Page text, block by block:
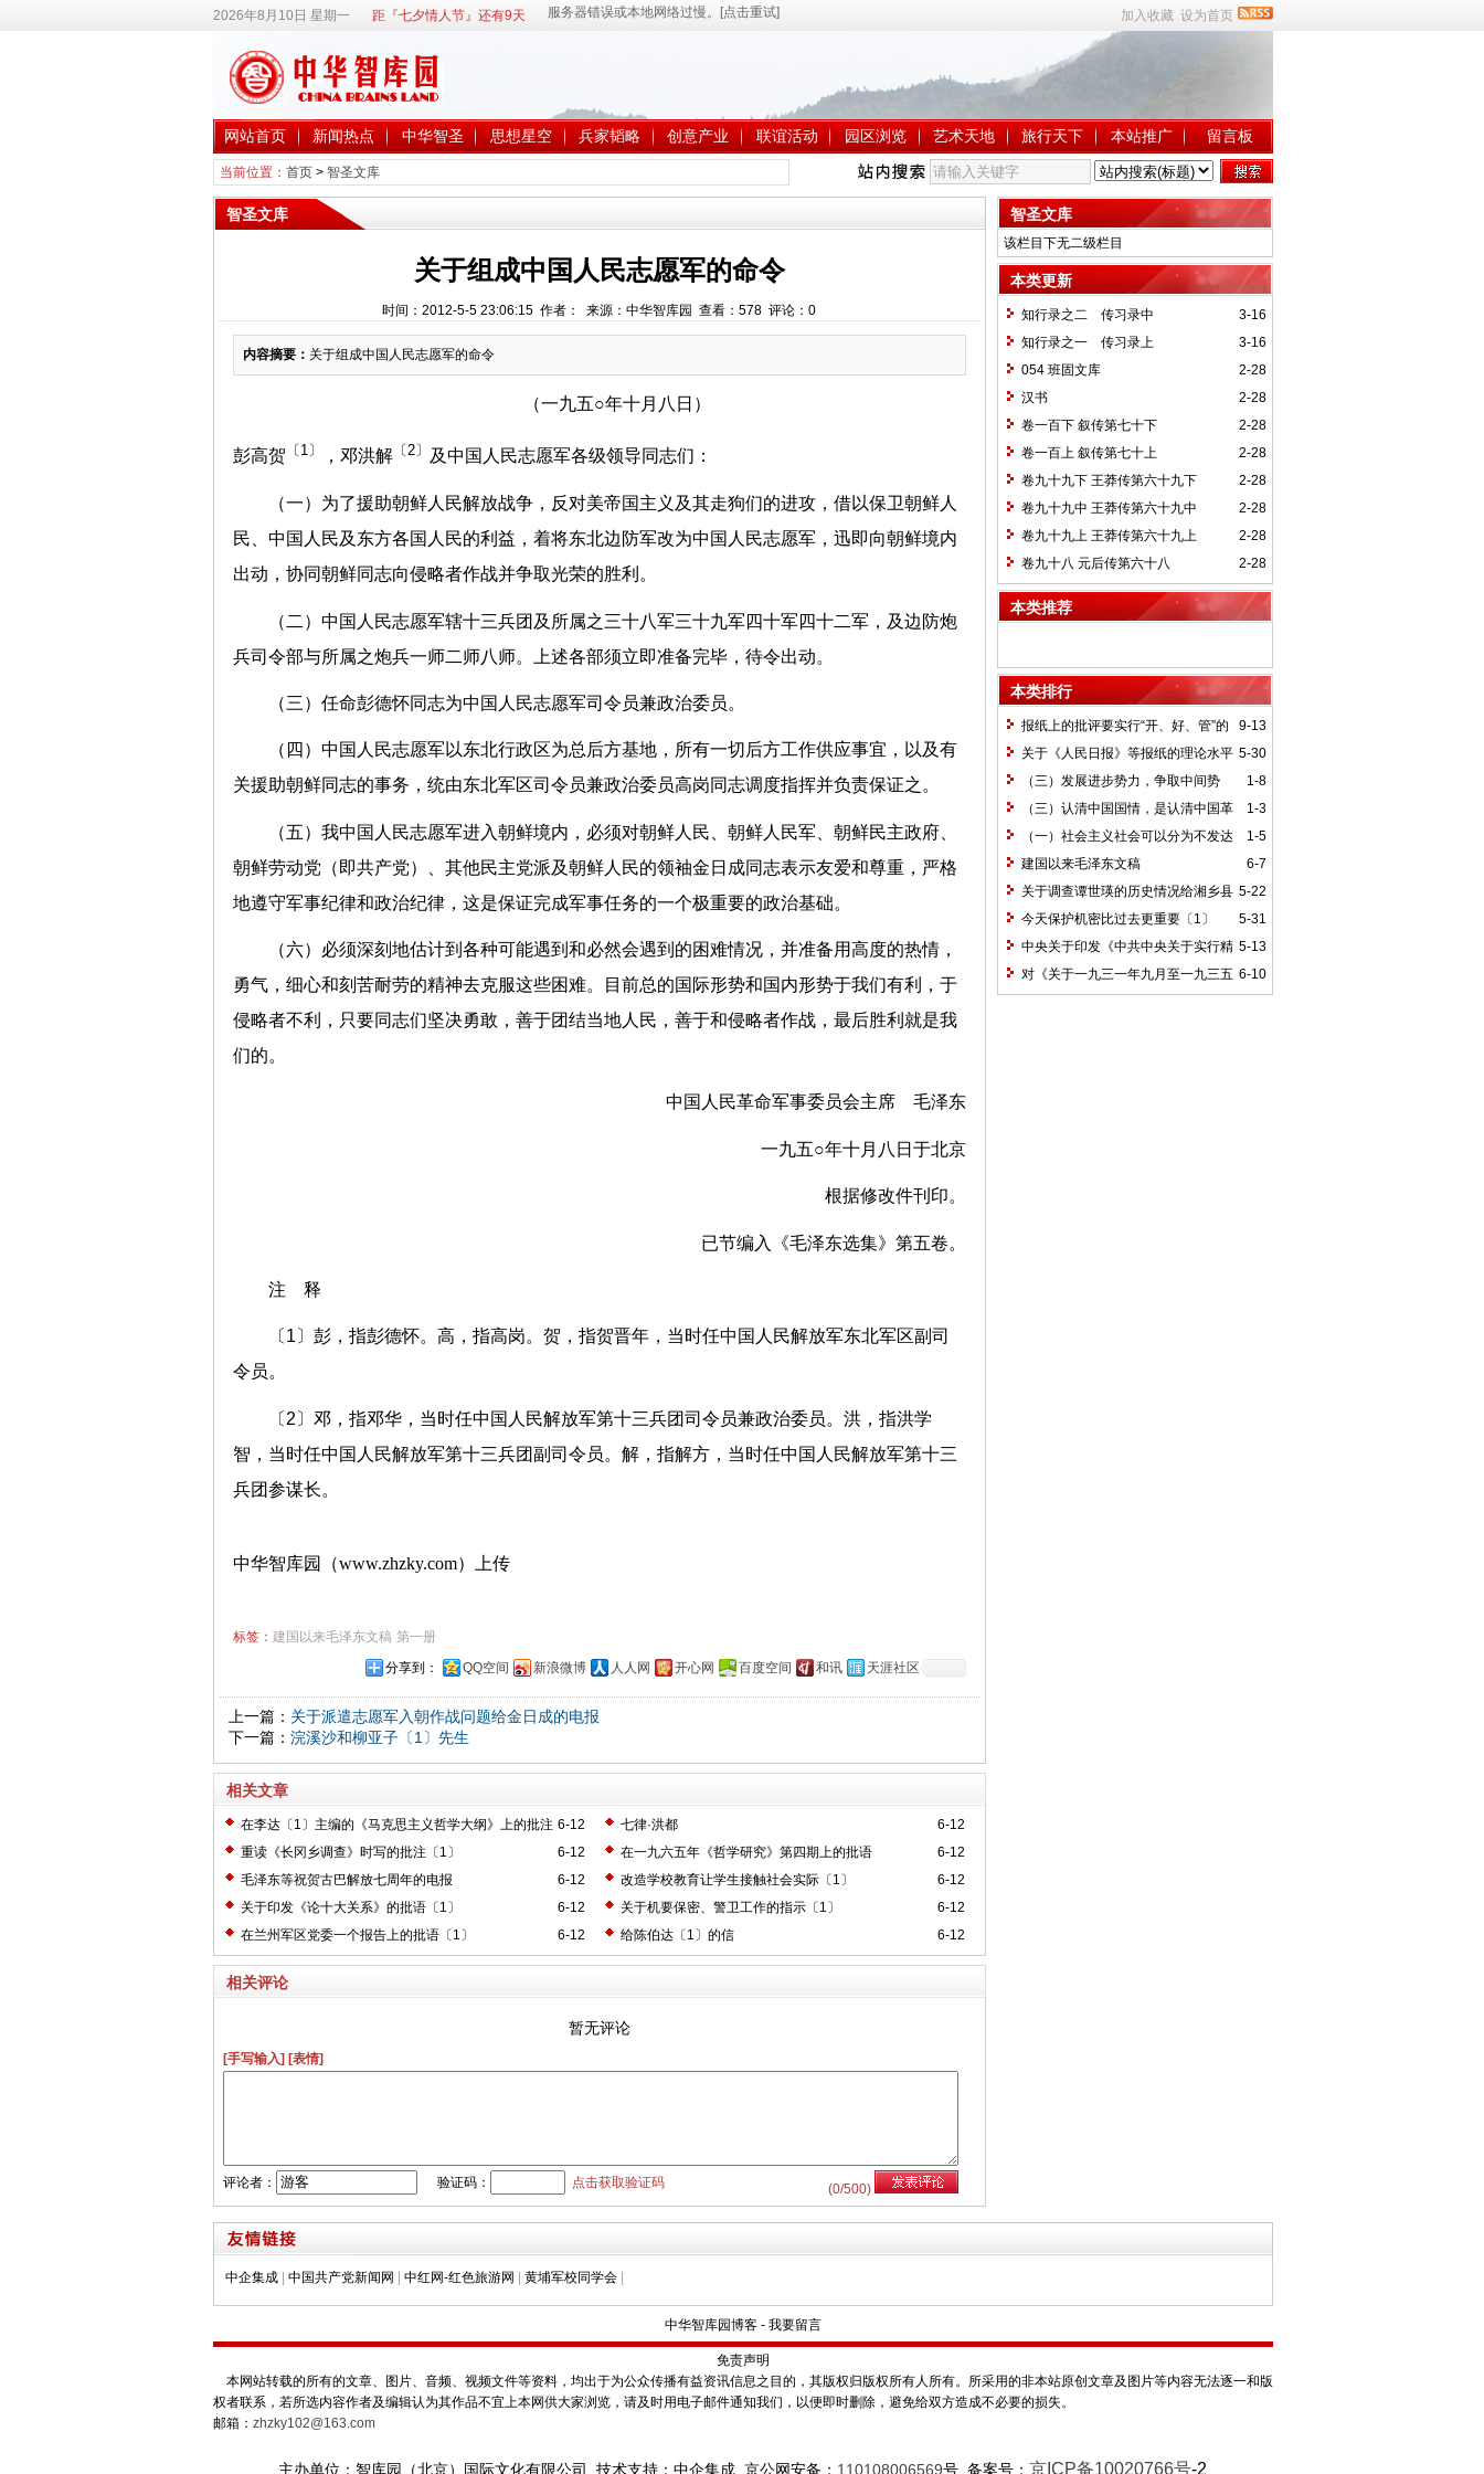
2026年8月10日 星期一 距『七夕情人节』还有9天 加入收藏 设为首页
网站首页 新闻热点 中华智圣 思想星空 兵家韬略 创意产业 联谊活动 园区浏览 艺术天地 旅行天下 本站推广 留言板
当前位置： 首页> 智圣文库
智圣文库
关于组成中国人民志愿军的命令
时间：2012-5-5 23:06:15 作者： 来源：中华智库园 查看： 578 评论： 0
内容摘要： 关于组成中国人民志愿军的命令
（一九五○年十月八日）
彭高贺 〔1〕 ，邓洪解 〔2〕 及中国人民志愿军各级领导同志们：
（一）为了援助朝鲜人民解放战争，反对美帝国主义及其走狗们的进攻，借以保卫朝鲜人
民、中国人民及东方各国人民的利益，着将东北边防军改为中国人民志愿军，迅即向朝鲜境内
出动，协同朝鲜同志向侵略者作战并争取光荣的胜利。
（二）中国人民志愿军辖十三兵团及所属之三十八军三十九军四十军四十二军，及边防炮
兵司令部与所属之炮兵一师二师八师。上述各部须立即准备完毕，待令出动。
（三）任命彭德怀同志为中国人民志愿军司令员兼政治委员。
（四）中国人民志愿军以东北行政区为总后方基地，所有一切后方工作供应事宜，以及有
关援助朝鲜同志的事务，统由东北军区司令员兼政治委员高岗同志调度指挥并负责保证之。
（五）我中国人民志愿军进入朝鲜境内，必须对朝鲜人民、朝鲜人民军、朝鲜民主政府、
朝鲜劳动党（即共产党）、其他民主党派及朝鲜人民的领袖金日成同志表示友爱和尊重，严格
地遵守军事纪律和政治纪律，这是保证完成军事任务的一个极重要的政治基础。
（六）必须深刻地估计到各种可能遇到和必然会遇到的困难情况，并准备用高度的热情，
勇气，细心和刻苦耐劳的精神去克服这些困难。目前总的国际形势和国内形势于我们有利，于
侵略者不利，只要同志们坚决勇敢，善于团结当地人民，善于和侵略者作战，最后胜利就是我
们的。
中国人民革命军事委员会主席 毛泽东
一九五○年十月八日于北京
根据修改件刊印。
已节编入《毛泽东选集》第五卷。
注 释
〔1〕彭，指彭德怀。高，指高岗。贺，指贺晋年，当时任中国人民解放军东北军区副司
令员。
〔2〕邓，指邓华，当时任中国人民解放军第十三兵团司令员兼政治委员。洪，指洪学
智，当时任中国人民解放军第十三兵团副司令员。解，指解方，当时任中国人民解放军第十三
兵团参谋长。
中华智库园（www.zhzky.com）上传
标签： 建国以来毛泽东文稿 第一册
分享到：
QQ空间 新浪微博 人人网 开心网 百度空间 和讯 天涯社区
上一篇： 关于派遣志愿军入朝作战问题给金日成的电报
下一篇： 浣溪沙和柳亚子〔1〕先生
相关文章
6-12
在李达〔1〕主编的《马克思主义哲学大纲》上的批注
〔2〕
6-12
七律·洪都
6-12
重读《长冈乡调查》时写的批注〔1〕 6-12
在一九六五年《哲学研究》第四期上的批语
6-12
毛泽东等祝贺古巴解放七周年的电报 6-12
改造学校教育让学生接触社会实际〔1〕
6-12
关于印发《论十大关系》的批语〔1〕 6-12
关于机要保密、警卫工作的指示〔1〕
6-12
在兰州军区党委一个报告上的批语〔1〕 6-12
给陈伯达〔1〕的信
相关评论
暂无评论
[手写输入] [表情]
(0/500)
评论者： 验证码： 点击获取验证码
智圣文库
该栏目下无二级栏目
本类更新
3-16
知行录之二 传习录中
3-16
知行录之一 传习录上
2-28
054 班固文库
2-28
汉书
2-28
卷一百下 叙传第七十下
2-28
卷一百上 叙传第七十上
2-28
卷九十九下 王莽传第六十九下
2-28
卷九十九中 王莽传第六十九中
2-28
卷九十九上 王莽传第六十九上
2-28
卷九十八 元后传第六十八
本类推荐
本类排行
9-13
报纸上的批评要实行“开、好、管”的
方针*
5-30
关于《人民日报》等报纸的理论水平
的批语〔1〕
1-8
（三）发展进步势力，争取中间势
力，孤立顽固势力
1-3
（三）认清中国国情，是认清中国革
命一切问题的基本依据
1-5
（一）社会主义社会可以分为不发达
和比较发达两个阶段
6-7
建国以来毛泽东文稿
5-22
关于调查谭世瑛的历史情况给湘乡县
委的信和给谭世瑛的复信
5-31
今天保护机密比过去更重要〔1〕
5-13
中央关于印发《中共中央关于实行精
兵简政、增产节约、反对贪污、反对浪费
和反对官僚主义的决定》的通知和毛泽东
6-10
对《关于一九三一年九月至一九三五
中企集成 | 中国共产党新闻网 | 中红网-红色旅游网 | 黄埔军校同学会 |
中华智库园博客- 我要留言
免责声明
本网站转载的所有的文章、图片、音频、视频文件等资料，均出于为公众传播有益资讯信息之目的，其版权归版权所有人所有。所采用的非本站原创文章及图片等内容无法逐一和版
权者联系，若所选内容作者及编辑认为其作品不宜上本网供大家浏览，请及时用电子邮件通知我们，以便即时删除，避免给双方造成不必要的损失。
邮箱： zhzky102@163.com
主办单位：智库园（北京）国际文化有限公司 技术支持：中企集成 京公网安备： 110108006569号 备案号： 京ICP备10020766号-2